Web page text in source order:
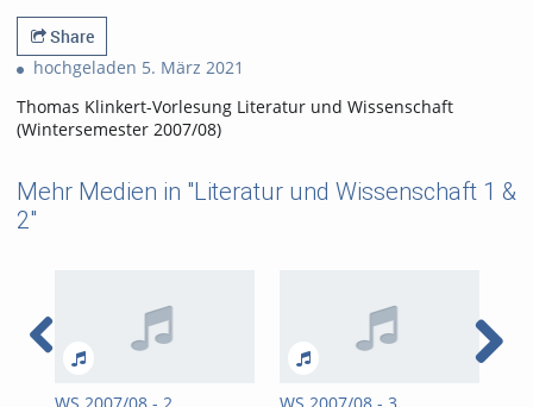
views
favorites
Share
hochgeladen 5. März 2021
Thomas Klinkert-Vorlesung Literatur und Wissenschaft
(Wintersemester 2007/08)
Mehr Medien in "Literatur und Wissenschaft 1 &
2"